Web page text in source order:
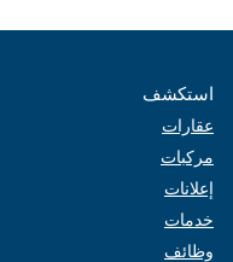
استكشف
عقارات
مركبات
إعلانات
خدمات
وظائف